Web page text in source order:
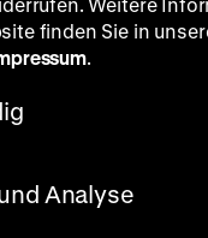
finden Sie in
.
Analyse